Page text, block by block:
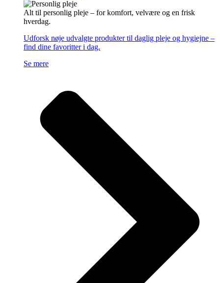
Alt til personlig pleje – for komfort, velvære og en frisk
hverdag.
Udforsk nøje udvalgte produkter til daglig pleje og hygiejne –
find dine favoritter i dag.
Se mere